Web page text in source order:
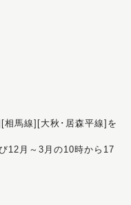
馬線][大秋･居森平線]を
12月～3月の10時から17